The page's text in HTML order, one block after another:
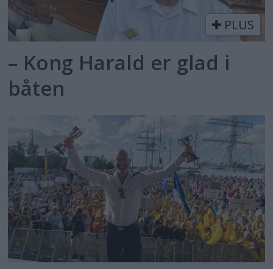
PLUS
– Kong Harald er glad i
båten